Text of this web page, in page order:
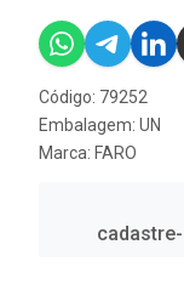
Código: 79252
Embalagem: UN
Marca: FARO